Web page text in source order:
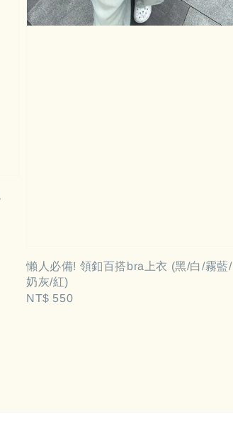
懶人必備! 領釦百搭bra上衣 (黑/白/霧藍/
奶灰/紅)
Regular
NT$ 550